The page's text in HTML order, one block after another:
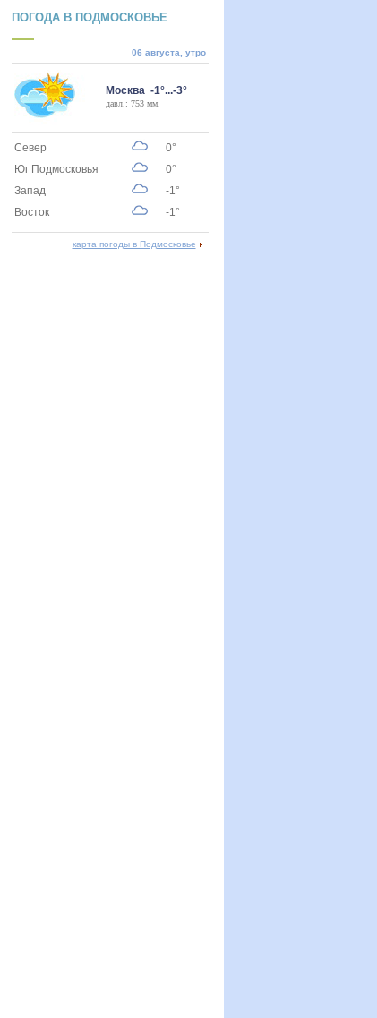
ПОГОДА В ПОДМОСКОВЬЕ
06 августа, утро
Москва -1°...-3°
давл.: 753 мм.
Север
0°
Юг Подмосковья
0°
Запад
-1°
Восток
-1°
карта погоды в Подмосковье